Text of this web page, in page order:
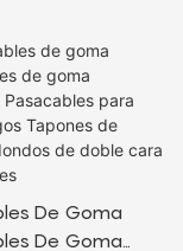
De Goma
De Goma